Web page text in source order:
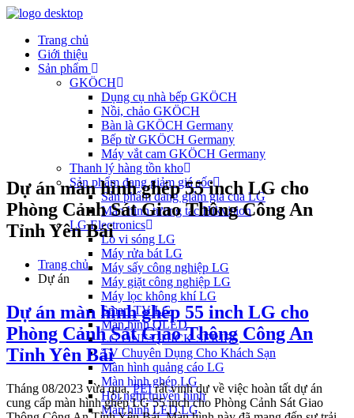
Trang chủ
Giới thiệu
Sản phẩm
GKÖCH
Dụng cụ nhà bếp GKÖCH
Nồi, chảo GKÖCH
Bàn là GKÖCH Germany
Bếp từ GKÖCH Germany
Máy vắt cam GKÖCH Germany
Thanh lý hàng tồn kho
Sản phẩm đang giảm giá sốc
Sản phẩm đang giảm giá của LG
Màn hình tương tác Hikvision
LG Electronics
Lò vi sóng LG
Máy rửa bát LG
Máy sấy công nghiệp LG
Máy giặt công nghiệp LG
Máy lọc không khí LG
Smart TV LG
Màn hình OLED
LG ONE:QUICK SERIES
TV Chuyên Dụng Cho Khách Sạn
Màn hình quảng cáo LG
Màn hình ghép LG
Hội nghị truyền hình
Màn hình LED LG
Dự án màn hình ghép 55 inch LG cho
Phòng Cảnh Sát Giao Thông Công An
Tỉnh Yên Bái
Trang chủ
Dự án
Dự án màn hình ghép 55 inch LG cho
Phòng Cảnh Sát Giao Thông Công An
Tỉnh Yên Bái
Tháng 08/2023 vừa qua,PEIrất vinh dự về việc hoàn tất dự án
cung cấp màn hình ghép LG 55 inch cho Phòng Cảnh Sát Giao